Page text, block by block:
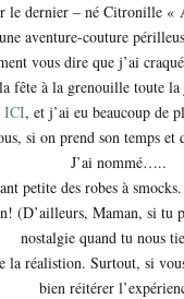
dernier – né Citronille «
aventure-couture
vous dire que j’ai
fête à la grenouille toute
ICI, et j’ai eu beaucoup de
si on prend son temps et
J’ai nommé…..
petite des robes à
(D’ailleurs, Maman, si tu
nostalgie quand tu nous
réalistion. Surtout, si
bien réitérer